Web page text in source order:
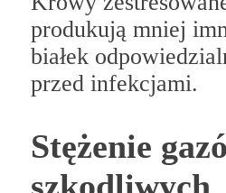
produkują mniej
białek
przed infekcjami.
Stężenie
szkodliwych